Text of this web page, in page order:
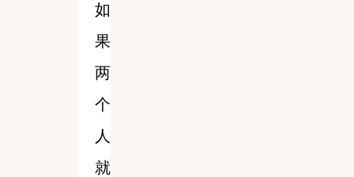
如
果
两
个
人
就